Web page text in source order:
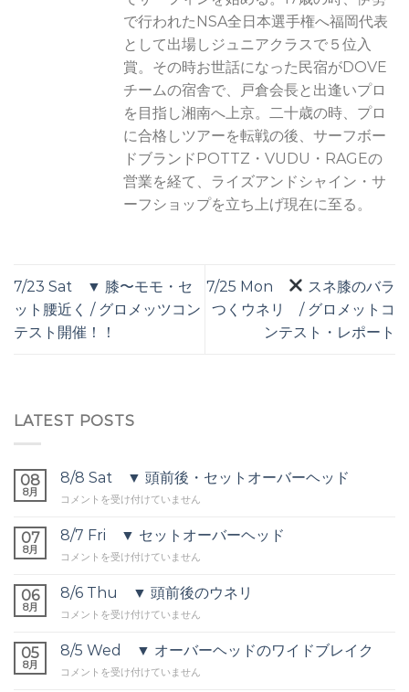
で行われたNSA全日本選手権へ福岡代表
として出場しジュニアクラスで５位入
賞。その時お世話になった民宿がDOVE
チームの宿舎で、戸倉会長と出逢いプロ
を目指し湘南へ上京。二十歳の時、プロ
に合格しツアーを転戦の後、サーフボー
ドブランドPOTTZ・VUDU・RAGEの
営業を経て、ライズアンドシャイン・サ
ーフショップを立ち上げ現在に至る。
7/23 Sat ▼ 膝〜モモ・セ
ット腰近く / グロメッツコン
テスト開催！！
7/25 Mon
スネ膝のバラ
つくウネリ / グロメットコ
ンテスト・レポート
LATEST POSTS
08
8月
8/8 Sat ▼ 頭前後・セットオーバーヘッド
8/8
▼
頭
前
セ
ト
ー
バ
コメントを受け付けていません
07
8月
8/7 Fri ▼ セットオーバーヘッド
8/7
▼
セ
ッ
オ
バ
コメントを受け付けていません
06
8月
8/6 Thu ▼ 頭前後のウネリ
8/6
▼
頭
前
コメントを受け付けていません
05
8月
8/5 Wed ▼ オーバーヘッドのワイドブレイク
8/5
コメントを受け付けていません